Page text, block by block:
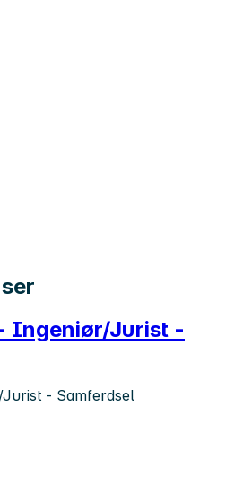
Ingeniør/Jurist -
- Samferdsel